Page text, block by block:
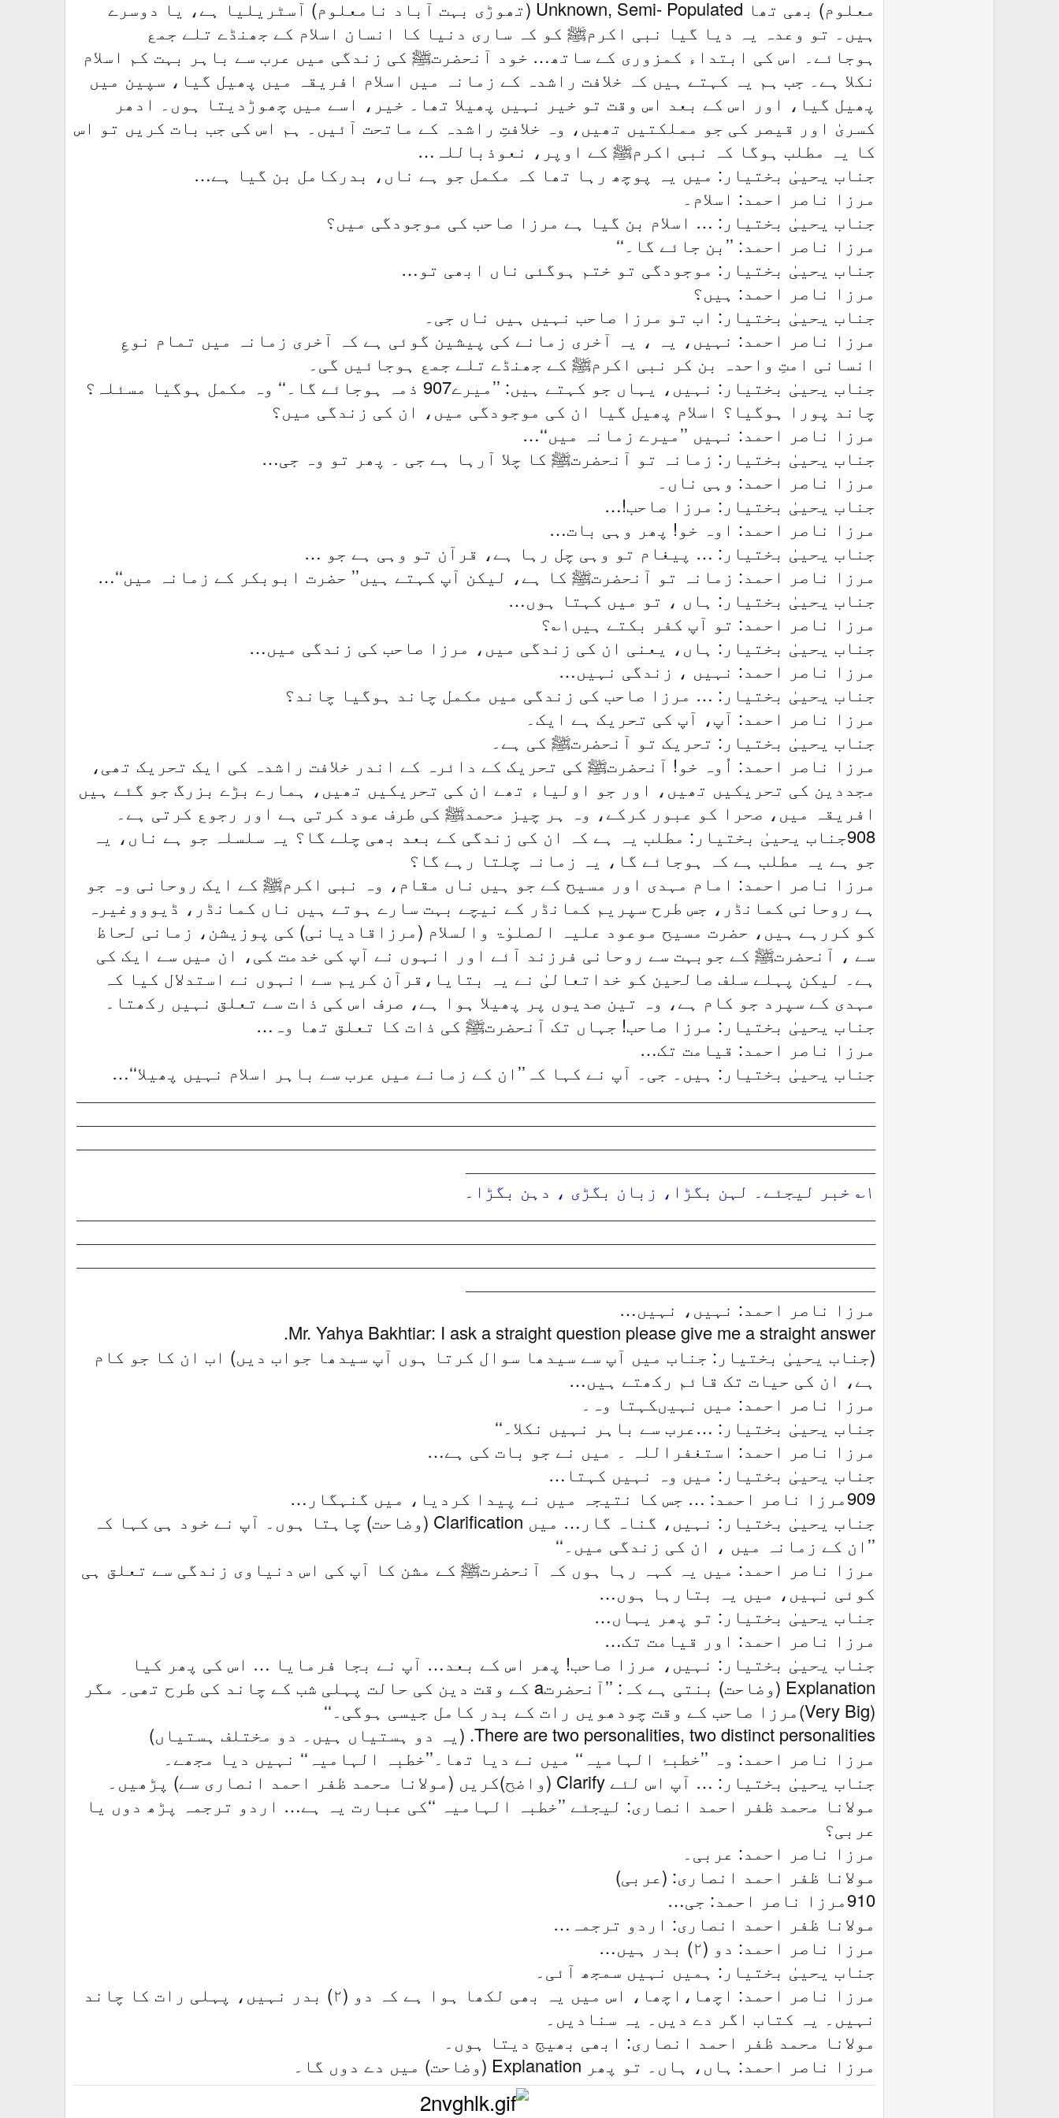
معلوم) بھی تھا Unknown, Semi- Populated (تھوڑی بہت آباد نامعلوم) آسٹریلیا ہے، یا دوسرے
ہیں۔ تو وعدہ یہ دیا گیا نبی اکرمﷺ کو کہ ساری دنیا کا انسان اسلام کے جھنڈے تلے جمع
ہوجائے۔ اس کی ابتداء کمزوری کے ساتھ… خود آنحضرتﷺ کی زندگی میں عرب سے باہر بہت کم اسلام
نکلا ہے۔ جب ہم یہ کہتے ہیں کہ خلافت راشدہ کے زمانہ میں اسلام افریقہ میں پھیل گیا، سپین میں
پھیل گیا، اور اس کے بعد اس وقت تو خیر نہیں پھیلا تھا۔ خیر، اسے میں چھوڑدیتا ہوں۔ ادھر
کسریٰ اور قیصر کی جو مملکتیں تھیں، وہ خلافتِ راشدہ کے ماتحت آئیں۔ ہم اس کی جب بات کریں تو اس
کا یہ مطلب ہوگا کہ نبی اکرمﷺ کے اوپر، نعوذباللہ…
جناب یحییٰ بختیار: میں یہ پوچھ رہا تھا کہ مکمل جو ہے ناں، بدرکامل بن گیا ہے…
مرزا ناصر احمد: اسلام۔
جناب یحییٰ بختیار: … اسلام بن گیا ہے مرزا صاحب کی موجودگی میں؟
مرزا ناصر احمد: ’’بن جائے گا۔‘‘
جناب یحییٰ بختیار: موجودگی تو ختم ہوگئی ناں ابھی تو…
مرزا ناصر احمد: ہیں؟
جناب یحییٰ بختیار: اب تو مرزا صاحب نہیں ہیں ناں جی۔
مرزا ناصر احمد: نہیں، یہ ، یہ آخری زمانے کی پیشین گوئی ہے کہ آخری زمانہ میں تمام نوعِ
انسانی امتِ واحدہ بن کر نبی اکرمﷺ کے جھنڈے تلے جمع ہوجائیں گی۔
جناب یحییٰ بختیار: نہیں، یہاں جو کہتے ہیں: ’’میرے907 ذمہ ہوجائے گا۔‘‘ وہ مکمل ہوگیا مسئلہ؟
چاند پورا ہوگیا؟ اسلام پھیل گیا ان کی موجودگی میں، ان کی زندگی میں؟
مرزا ناصر احمد: نہیں ’’میرے زمانہ میں‘‘…
جناب یحییٰ بختیار: زمانہ تو آنحضرتﷺ کا چلا آرہا ہے جی ۔ پھر تو وہ جی…
مرزا ناصر احمد: وہی ناں۔
جناب یحییٰ بختیار: مرزا صاحب!…
مرزا ناصر احمد: اوہ خو! پھر وہی بات…
جناب یحییٰ بختیار: … پیغام تو وہی چل رہا ہے، قرآن تو وہی ہے جو …
مرزا ناصر احمد: زمانہ تو آنحضرتﷺ کا ہے، لیکن آپ کہتے ہیں’’ حضرت ابوبکر کے زمانہ میں‘‘…
جناب یحییٰ بختیار: ہاں ، تو میں کہتا ہوں…
مرزا ناصر احمد: تو آپ کفر بکتے ہیں۱؎؟
جناب یحییٰ بختیار: ہاں، یعنی ان کی زندگی میں، مرزا صاحب کی زندگی میں…
مرزا ناصر احمد: نہیں ، زندگی نہیں…
جناب یحییٰ بختیار: … مرزا صاحب کی زندگی میں مکمل چاند ہوگیا چاند؟
مرزا ناصر احمد: آپ، آپ کی تحریک ہے ایک۔
جناب یحییٰ بختیار: تحریک تو آنحضرتﷺ کی ہے۔
مرزا ناصر احمد: اُوہ خو! آنحضرتﷺ کی تحریک کے دائرہ کے اندر خلافت راشدہ کی ایک تحریک تھی،
مجددین کی تحریکیں تھیں، اور جو اولیاء تھے ان کی تحریکیں تھیں، ہمارے بڑے بزرگ جو گئے ہیں
افریقہ میں، صحرا کو عبور کرکے، وہ ہر چیز محمدﷺ کی طرف عود کرتی ہے اور رجوع کرتی ہے۔
908جناب یحییٰ بختیار: مطلب یہ ہے کہ ان کی زندگی کے بعد بھی چلے گا؟ یہ سلسلہ جو ہے ناں، یہ
جو ہے یہ مطلب ہے کہ ہوجائے گا، یہ زمانہ چلتا رہے گا؟
مرزا ناصر احمد: امام مہدی اور مسیح کے جو ہیں ناں مقام، وہ نبی اکرمﷺ کے ایک روحانی وہ جو
ہے روحانی کمانڈر، جس طرح سپریم کمانڈر کے نیچے بہت سارے ہوتے ہیں ناں کمانڈر، ڈیوووغیرہ
کو کررہے ہیں، حضرت مسیح موعود علیہ الصلوٰۃ والسلام (مرزاقادیانی) کی پوزیشن، زمانی لحاظ
سے ، آنحضرتﷺ کے جوبہت سے روحانی فرزند آئے اور انہوں نے آپ کی خدمت کی، ان میں سے ایک کی
ہے۔ لیکن پہلے سلف صالحین کو خداتعالیٰ نے یہ بتایا،قرآن کریم سے انہوں نے استدلال کیا کہ
مہدی کے سپرد جو کام ہے، وہ تین صدیوں پر پھیلا ہوا ہے، صرف اس کی ذات سے تعلق نہیں رکھتا۔
جناب یحییٰ بختیار: مرزا صاحب! جہاں تک آنحضرتﷺ کی ذات کا تعلق تھا وہ…
مرزا ناصر احمد: قیامت تک…
جناب یحییٰ بختیار: ہیں۔ جی۔ آپ نے کہا کہ’’ان کے زمانے میں عرب سے باہر اسلام نہیں پھیلا‘‘…
۱؎ خبر لیجئے۔ لہن بگڑا، زبان بگڑی ، دہن بگڑا۔
مرزا ناصر احمد: نہیں، نہیں…
Mr. Yahya Bakhtiar: I ask a straight question please give me a straight answer.
(جناب یحییٰ بختیار: جناب میں آپ سے سیدھا سوال کرتا ہوں آپ سیدھا جواب دیں) اب ان کا جو کام
ہے، ان کی حیات تک قائم رکھتے ہیں…
مرزا ناصر احمد: میں نہیںکہتا وہ۔
جناب یحییٰ بختیار: …عرب سے باہر نہیں نکلا۔‘‘
مرزا ناصر احمد: استغفراللہ ۔ میں نے جو بات کی ہے…
جناب یحییٰ بختیار: میں وہ نہیں کہتا…
909مرزا ناصر احمد: … جس کا نتیجہ میں نے پیدا کردیا، میں گنہگار…
جناب یحییٰ بختیار: نہیں، گناہ گار… میں Clarification (وضاحت) چاہتا ہوں۔ آپ نے خود ہی کہا کہ
’’ان کے زمانہ میں ، ان کی زندگی میں۔‘‘
مرزا ناصر احمد: میں یہ کہہ رہا ہوں کہ آنحضرتﷺ کے مشن کا آپ کی اس دنیاوی زندگی سے تعلق ہی
کوئی نہیں، میں یہ بتارہا ہوں…
جناب یحییٰ بختیار: تو پھر یہاں…
مرزا ناصر احمد: اور قیامت تک…
جناب یحییٰ بختیار: نہیں، مرزا صاحب! پھر اس کے بعد… آپ نے بجا فرمایا … اس کی پھر کیا
Explanation (وضاحت) بنتی ہے کہ: ’’آنحضرتa کے وقت دین کی حالت پہلی شب کے چاند کی طرح تھی۔ مگر
(Very Big)مرزا صاحب کے وقت چودھویں رات کے بدر کامل جیسی ہوگی۔‘‘
There are two personalities, two distinct personalities. (یہ دو ہستیاں ہیں۔ دو مختلف ہستیاں)
مرزا ناصر احمد: وہ ’’خطبۂ الہامیہ‘‘ میں نے دیا تھا۔’’خطبہ الہامیہ‘‘ نہیں دیا مجھے۔
جناب یحییٰ بختیار: … آپ اس لئے Clarify (واضح)کریں (مولانا محمد ظفر احمد انصاری سے) پڑھیں۔
مولانا محمد ظفر احمد انصاری: لیجئے ’’خطبہ الہامیہ ‘‘کی عبارت یہ ہے… اردو ترجمہ پڑھ دوں یا
عربی؟
مرزا ناصر احمد: عربی۔
مولانا ظفر احمد انصاری: (عربی)
910مرزا ناصر احمد: جی…
مولانا ظفر احمد انصاری: اردو ترجمہ…
مرزا ناصر احمد: دو (۲) بدر ہیں…
جناب یحییٰ بختیار: ہمیں نہیں سمجھ آئی۔
مرزا ناصر احمد: اچھا،اچھا، اس میں یہ بھی لکھا ہوا ہے کہ دو (۲) بدر نہیں، پہلی رات کا چاند
نہیں۔ یہ کتاب اگر دے دیں۔ یہ سنادیں۔
مولانا محمد ظفر احمد انصاری: ابھی بھیج دیتا ہوں۔
مرزا ناصر احمد: ہاں، ہاں۔ تو پھر Explanation (وضاحت) میں دے دوں گا۔